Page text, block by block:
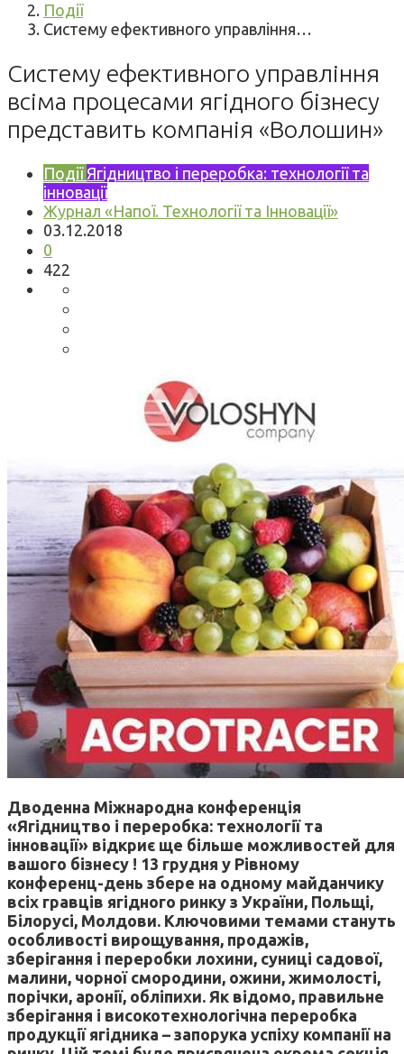
Події
Систему ефективного управління…
Систему ефективного управління
всіма процесами ягідного бізнесу
представить компанія «Волошин»
Події Ягідництво і переробка: технології та
інновації
Журнал «Напої. Технології та Інновації»
03.12.2018
0
422
Дводенна Міжнародна конференція
«Ягідництво і переробка: технології та
інновації» відкриє ще більше можливостей для
вашого бізнесу ! 13 грудня у Рівному
конференц-день збере на одному майданчику
всіх гравців ягідного ринку з України, Польщі,
Білорусі, Молдови. Ключовими темами стануть
особливості вирощування, продажів,
зберігання і переробки лохини, суниці садової,
малини, чорної смородини, ожини, жимолості,
порічки, аронії, обліпихи. Як відомо, правильне
зберігання і високотехнологічна переробка
продукції ягідника – запорука успіху компанії на